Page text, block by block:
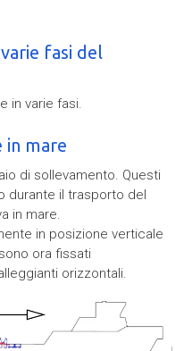
fasi del
in varie fasi.
in mare
di sollevamento. Questi
durante il trasporto del
in mare.
in posizione verticale
ora fissati
orizzontali.